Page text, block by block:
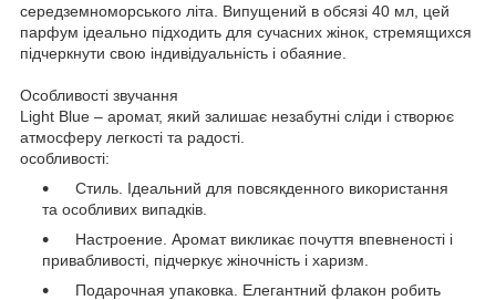
середземноморського літа. Випущений в обсязі 40 мл, цей
парфум ідеально підходить для сучасних жінок, стремящихся
підчеркнути свою індивідуальність і обаяние.
Особливості звучання
Light Blue – аромат, який залишає незабутні сліди і створює
атмосферу легкості та радості.
особливості:
Стиль. Ідеальний для повсякденного використання
та особливих випадків.
Настроение. Аромат викликає почуття впевненості і
привабливості, підчеркує жіночність і харизм.
Подарочная упаковка. Елегантний флакон робить